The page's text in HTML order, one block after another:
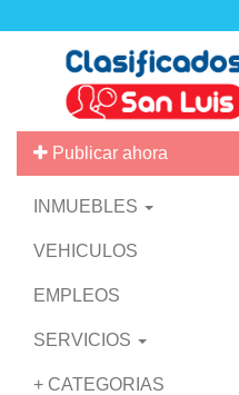
Publicar ahora
INMUEBLES
VEHICULOS
EMPLEOS
SERVICIOS
+ CATEGORIAS